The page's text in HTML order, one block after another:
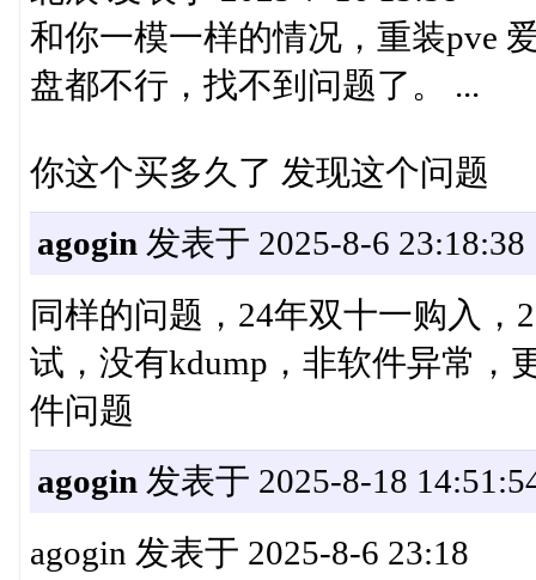
和你一模一样的情况，重装pve
盘都不行，找不到问题了。 ...
你这个买多久了 发现这个问题
agogin 发表于 2025-8-6 23:18:38
同样的问题，24年双十一购入
试，没有kdump，非软件异常，
件问题
agogin 发表于 2025-8-18
agogin 发表于 2025-8-6 23:18